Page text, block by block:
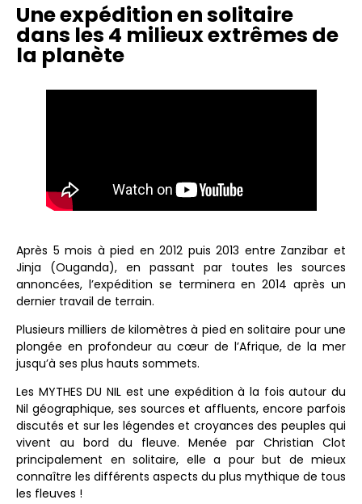
Une expédition en solitaire
dans les 4 milieux extrêmes de
la planète
Après 5 mois à pied en 2012 puis 2013 entre Zanzibar et
Jinja (Ouganda), en passant par toutes les sources
annoncées, l’expédition se terminera en 2014 après un
dernier travail de terrain.
Plusieurs milliers de kilomètres à pied en solitaire pour une
plongée en profondeur au cœur de l’Afrique, de la mer
jusqu’à ses plus hauts sommets.
Les MYTHES DU NIL est une expédition à la fois autour du
Nil géographique, ses sources et affluents, encore parfois
discutés et sur les légendes et croyances des peuples qui
vivent au bord du fleuve. Menée par Christian Clot
principalement en solitaire, elle a pour but de mieux
connaître les différents aspects du plus mythique de tous
les fleuves !